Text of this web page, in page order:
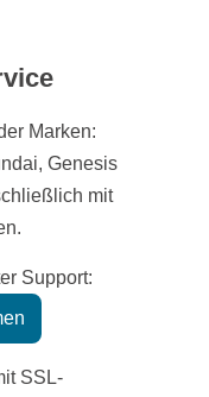
Marken:
Genesis
mit
Support:
SSL-